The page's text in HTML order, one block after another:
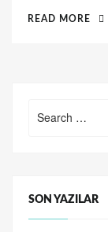
READ MORE
for:
SON YAZILAR